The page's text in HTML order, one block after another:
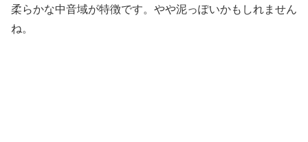
柔らかな中音域が特徴です。やや泥っぽいかもしれません
ね。